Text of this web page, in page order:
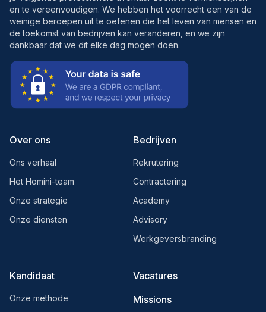
en te vereenvoudigen. We hebben het voorrecht een van de
weinige beroepen uit te oefenen die het leven van mensen en
de toekomst van bedrijven kan veranderen, en we zijn
dankbaar dat we dit elke dag mogen doen.
Over ons
Ons verhaal
Het Homini-team
Onze strategie
Onze diensten
Bedrijven
Rekrutering
Contractering
Academy
Advisory
Werkgeversbranding
Kandidaat
Onze methode
Vacatures
Missions